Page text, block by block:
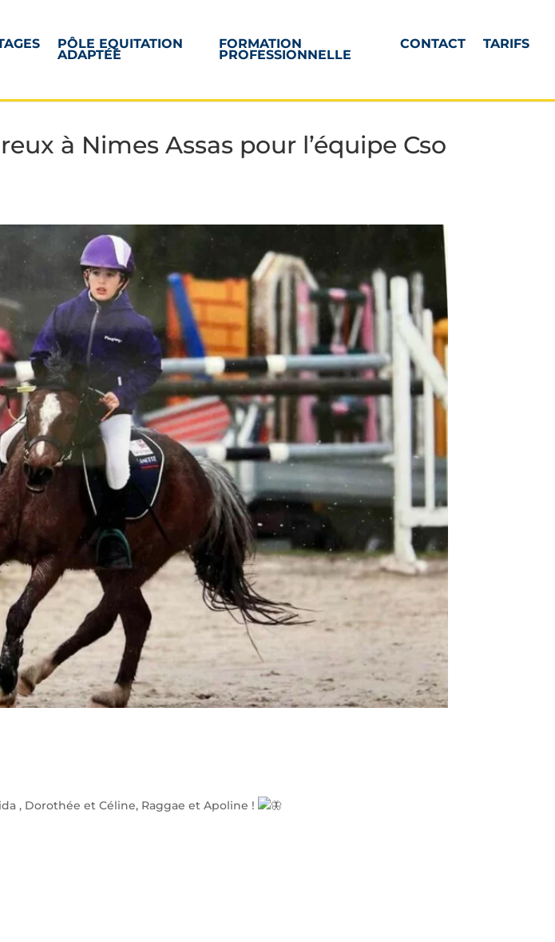
PÔLE EQUITATION
ADAPTÉE
FORMATION
PROFESSIONNELLE
CONTACT TARIFS
à Nimes Assas pour l’équipe Cso
, Dorothée et Céline, Raggae et Apoline !